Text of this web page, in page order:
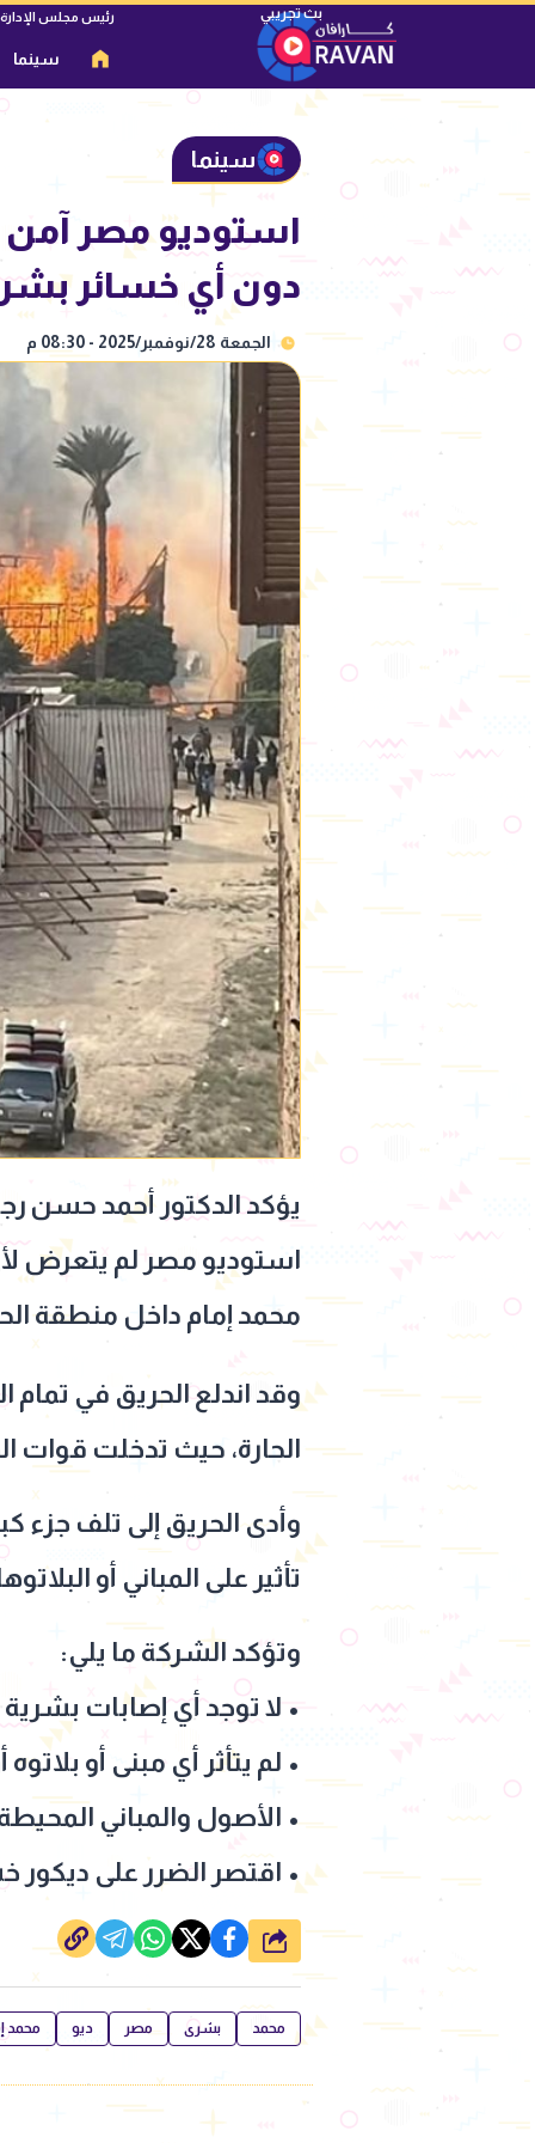
رئيس مجلس الإدارة
سينما
سينما
استوديو مصر
دون أي خسائر
الجمعة 28/نوفمبر/2025 - 08:30 م
يؤكد الدكتور أحمد حسن
استوديو مصر لم يتعرض
محمد إمام داخل منطقة
وقد اندلع الحريق في
الحارة، حيث تدخلت قوات
وأدى الحريق إلى تلف جزء
تأثير على المباني أو
وتؤكد الشركة ما يلي:
• لا توجد أي إصابات
• لم يتأثر أي مبنى أو
• الأصول والمباني
• اقتصر الضرر على
شارك
محمد بشرى مصر ديو محمد